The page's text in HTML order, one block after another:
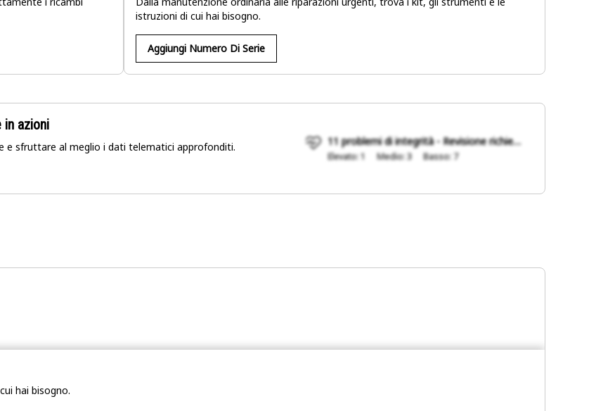
istruzioni di cui hai bisogno.
Aggiungi Numero Di Serie
azioni
e sfruttare al meglio i dati telematici approfonditi. 11 problemi di integrità - Revisione richiesta
Elevato: 1 Medio: 3 Basso: 7
hai bisogno.